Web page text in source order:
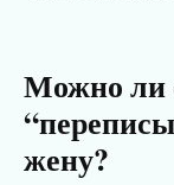
Можно ли
жену?